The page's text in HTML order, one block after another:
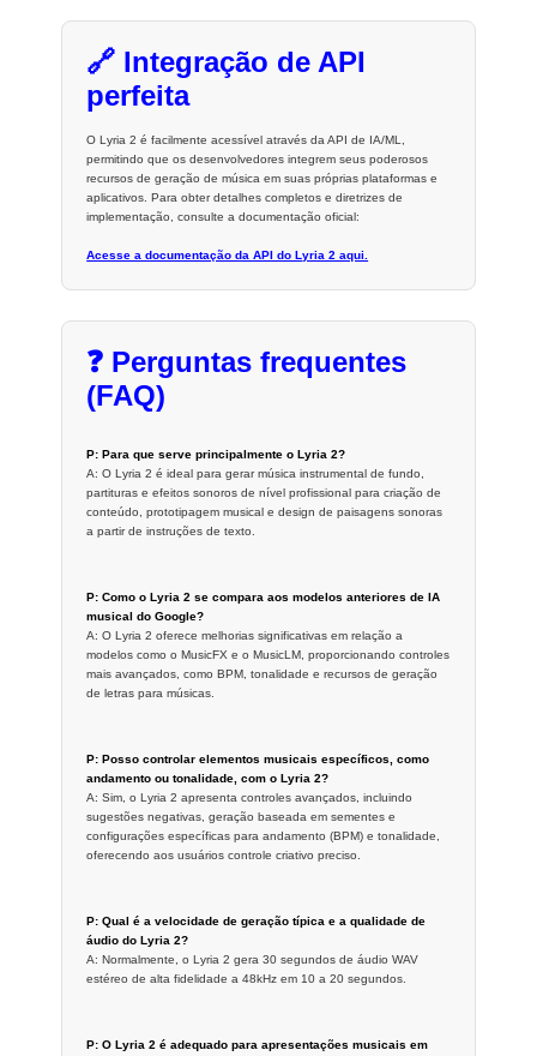
🔗 Integração de API
perfeita
O Lyria 2 é facilmente acessível através da API de IA/ML,
permitindo que os desenvolvedores integrem seus poderosos
recursos de geração de música em suas próprias plataformas e
aplicativos. Para obter detalhes completos e diretrizes de
implementação, consulte a documentação oficial:
Acesse a documentação da API do Lyria 2 aqui.
❓ Perguntas frequentes
(FAQ)
P: Para que serve principalmente o Lyria 2?
A: O Lyria 2 é ideal para gerar música instrumental de fundo,
partituras e efeitos sonoros de nível profissional para criação de
conteúdo, prototipagem musical e design de paisagens sonoras
a partir de instruções de texto.
P: Como o Lyria 2 se compara aos modelos anteriores de IA
musical do Google?
A: O Lyria 2 oferece melhorias significativas em relação a
modelos como o MusicFX e o MusicLM, proporcionando controles
mais avançados, como BPM, tonalidade e recursos de geração
de letras para músicas.
P: Posso controlar elementos musicais específicos, como
andamento ou tonalidade, com o Lyria 2?
A: Sim, o Lyria 2 apresenta controles avançados, incluindo
sugestões negativas, geração baseada em sementes e
configurações específicas para andamento (BPM) e tonalidade,
oferecendo aos usuários controle criativo preciso.
P: Qual é a velocidade de geração típica e a qualidade de
áudio do Lyria 2?
A: Normalmente, o Lyria 2 gera 30 segundos de áudio WAV
estéreo de alta fidelidade a 48kHz em 10 a 20 segundos.
P: O Lyria 2 é adequado para apresentações musicais em